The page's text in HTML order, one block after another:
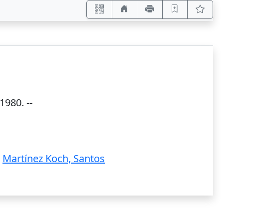
1980. --
Martínez Koch, Santos